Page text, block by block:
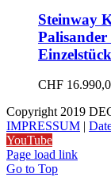
Steinway
Einzelstück
CHF
Copyright 2019
IMPRESSUM |
YouTube
Page load link
Go to Top